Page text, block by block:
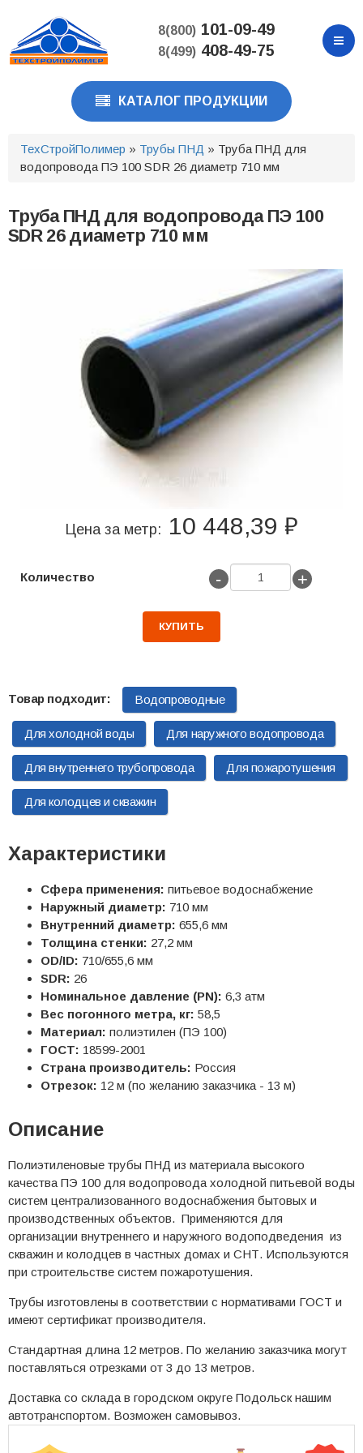
основному
содержанию
8(800)101-09-49
8(499)408-49-75
КАТАЛОГ ПРОДУКЦИИ
ТехСтройПолимер » Трубы ПНД » Труба ПНД для
водопровода ПЭ 100 SDR 26 диаметр 710 мм
Труба ПНД для водопровода ПЭ 100
SDR 26 диаметр 710 мм
Цена за метр: 10 448,39 ₽
Количество - +
КУПИТЬ
Водопроводные
Для холодной воды Для наружного водопровода
Для внутреннего трубопровода Для пожаротушения
Для колодцев и скважин
Характеристики
Сфера применения: питьевое водоснабжение
Наружный диаметр: 710 мм
Внутренний диаметр: 655,6 мм
Толщина стенки: 27,2 мм
OD/ID: 710/655,6 мм
SDR: 26
Номинальное давление (PN): 6,3 атм
Вес погонного метра, кг: 58,5
Материал: полиэтилен (ПЭ 100)
ГОСТ: 18599-2001
Страна производитель: Россия
Отрезок: 12 м (по желанию заказчика - 13 м)
Описание
Полиэтиленовые трубы ПНД из материала высокого
качества ПЭ 100 для водопровода холодной питьевой воды
систем централизованного водоснабжения бытовых и
производственных объектов. Применяются для
организации внутреннего и наружного водоподведения из
скважин и колодцев в частных домах и СНТ. Используются
при строительстве систем пожаротушения.
Трубы изготовлены в соответствии с нормативами ГОСТ и
имеют сертификат производителя.
Стандартная длина 12 метров. По желанию заказчика могут
поставляться отрезками от 3 до 13 метров.
Доставка со склада в городском округе Подольск нашим
автотранспортом. Возможен самовывоз.